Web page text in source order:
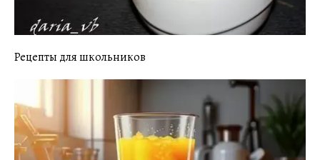
Рецепты для школьников